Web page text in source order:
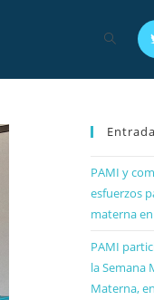
PAMI y
esfuerzos
materna
PAMI
la Semana
Materna,